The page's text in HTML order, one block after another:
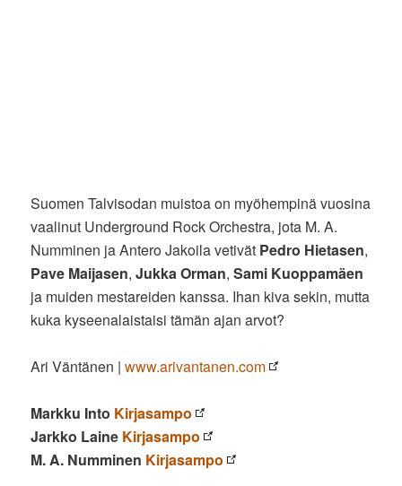
Suomen Talvisodan muistoa on myöhempinä vuosina
vaalinut Underground Rock Orchestra, jota M. A.
Numminen ja Antero Jakoila vetivät Pedro Hietasen,
Pave Maijasen,Jukka Orman,Sami Kuoppamäen
ja muiden mestareiden kanssa. Ihan kiva sekin, mutta
kuka kyseenalaistaisi tämän ajan arvot?
Ari Väntänen |www.arivantanen.com
Markku Into Kirjasampo
Jarkko Laine Kirjasampo
M. A. Numminen Kirjasampo